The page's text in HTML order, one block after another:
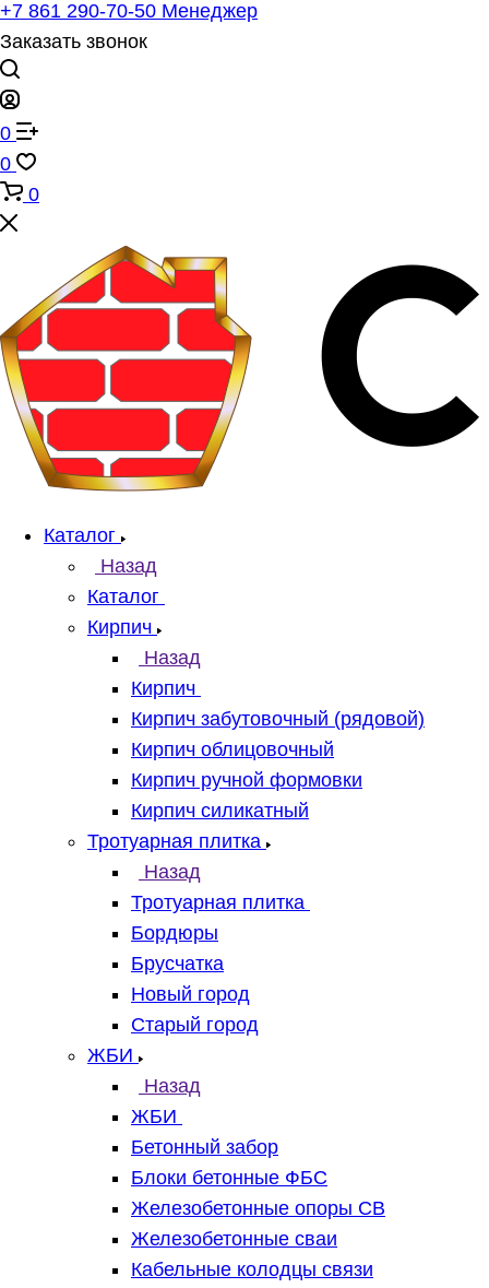
+7 861 290-70-50 Менеджер
Заказать звонок
0
0
0
Каталог
Назад
Каталог
Кирпич
Назад
Кирпич
Кирпич забутовочный (рядовой)
Кирпич облицовочный
Кирпич ручной формовки
Кирпич силикатный
Тротуарная плитка
Назад
Тротуарная плитка
Бордюры
Брусчатка
Новый город
Старый город
ЖБИ
Назад
ЖБИ
Бетонный забор
Блоки бетонные ФБС
Железобетонные опоры СВ
Железобетонные сваи
Кабельные колодцы связи